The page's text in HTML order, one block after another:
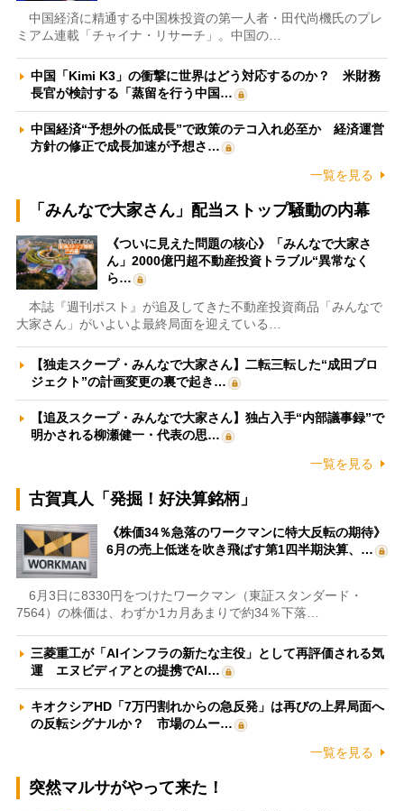
中国経済に精通する中国株投資の第一人者・田代尚機氏のプレ
ミアム連載「チャイナ・リサーチ」。中国の…
中国「Kimi K3」の衝撃に世界はどう対応するのか？ 米財務
長官が検討する「蒸留を行う中国…
中国経済“予想外の低成長”で政策のテコ入れ必至か 経済運営
方針の修正で成長加速が予想さ…
一覧を見る
「みんなで大家さん」配当ストップ騒動の内幕
《ついに見えた問題の核心》「みんなで大家さ
ん」2000億円超不動産投資トラブル“異常なく
ら…
本誌『週刊ポスト』が追及してきた不動産投資商品「みんなで
大家さん」がいよいよ最終局面を迎えている…
【独走スクープ・みんなで大家さん】二転三転した“成田プロ
ジェクト”の計画変更の裏で起き…
【追及スクープ・みんなで大家さん】独占入手“内部議事録”で
明かされる柳瀬健一・代表の思…
一覧を見る
古賀真人「発掘！好決算銘柄」
《株価34％急落のワークマンに特大反転の期待》
6月の売上低迷を吹き飛ばす第1四半期決算、…
6月3日に8330円をつけたワークマン（東証スタンダード・
7564）の株価は、わずか1カ月あまりで約34％下落…
三菱重工が「AIインフラの新たな主役」として再評価される気
運 エヌビディアとの提携でAI…
キオクシアHD「7万円割れからの急反発」は再びの上昇局面へ
の反転シグナルか？ 市場のムー…
一覧を見る
突然マルサがやって来た！